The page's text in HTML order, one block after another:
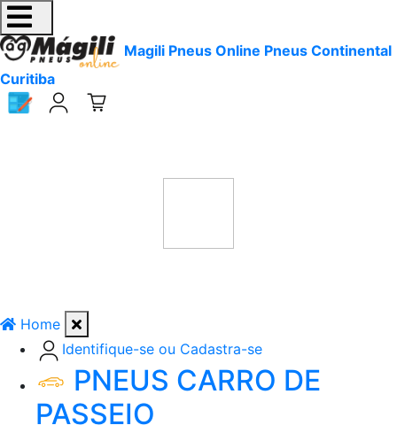
Magili Pneus Online Pneus Continental
Curitiba
Home
Identifique-se ou Cadastra-se
PNEUS CARRO DE
PASSEIO